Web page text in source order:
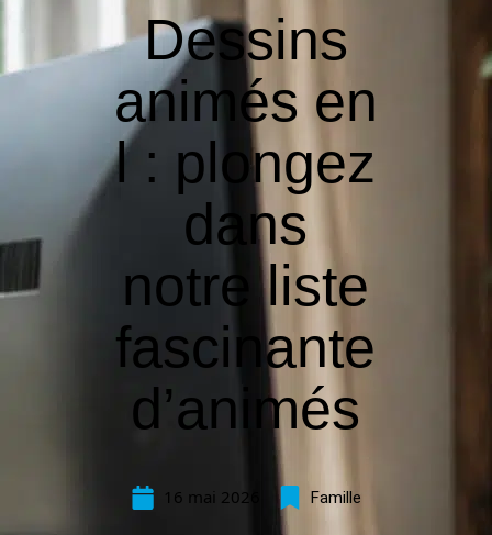
Dessins
animés en
l : plongez
dans
notre liste
fascinante
d’animés
16 mai 2026 Famille